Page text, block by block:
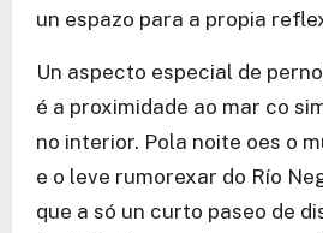
un espazo para a propia
Un aspecto especial de
é a proximidade ao mar co
no interior. Pola noite oes o
e o leve rumorexar do Río
que a só un curto paseo de